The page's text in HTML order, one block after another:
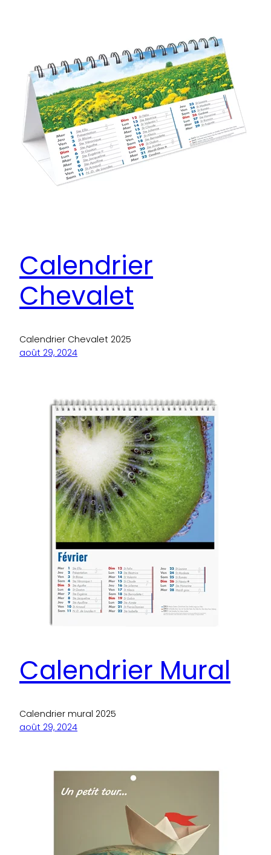
Calendrier
Chevalet
Calendrier Chevalet 2025
août 29, 2024
Calendrier Mural
Calendrier mural 2025
août 29, 2024